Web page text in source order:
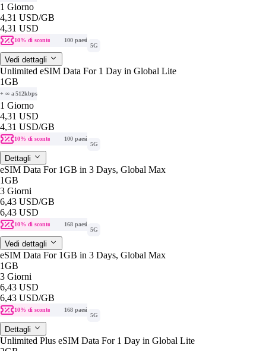
1 Giorno
4,31 USD/GB
4,31 USD
10% di sconto
100 paesi
5G
Vedi dettagli
Unlimited eSIM Data For 1 Day in Global Lite
1GB
+ ∞ a 512kbps
1 Giorno
4,31 USD
4,31 USD/GB
10% di sconto
100 paesi
5G
Dettagli
eSIM Data For 1GB in 3 Days, Global Max
1GB
3 Giorni
6,43 USD/GB
6,43 USD
10% di sconto
168 paesi
5G
Vedi dettagli
eSIM Data For 1GB in 3 Days, Global Max
1GB
3 Giorni
6,43 USD
6,43 USD/GB
10% di sconto
168 paesi
5G
Dettagli
Unlimited Plus eSIM Data For 1 Day in Global Lite